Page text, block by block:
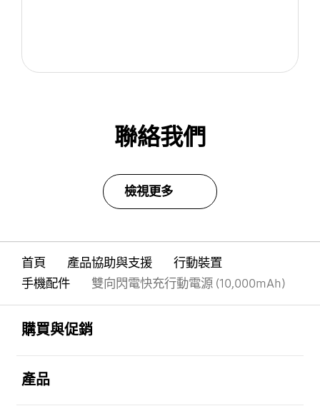
聯絡我們
檢視更多
首頁 產品協助與支援
行動裝置
手機配件
雙向閃電快充行動電源 (10,000mAh)
購買與促銷
產品